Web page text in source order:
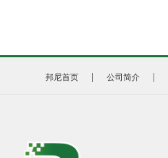
邦尼首页 公司简介